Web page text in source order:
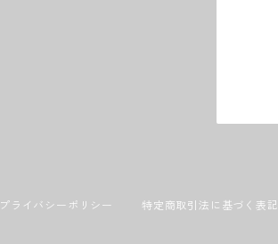
プライバシーポリシー 特定商取引法に基づく表記